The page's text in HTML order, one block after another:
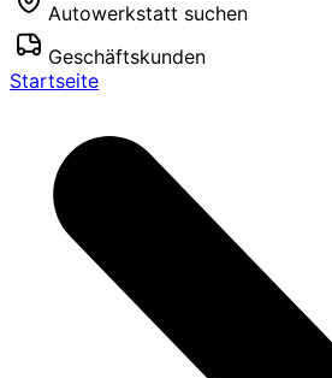
Autowerkstatt suchen
Geschäftskunden
Startseite